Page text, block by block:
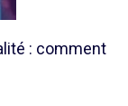
: comment